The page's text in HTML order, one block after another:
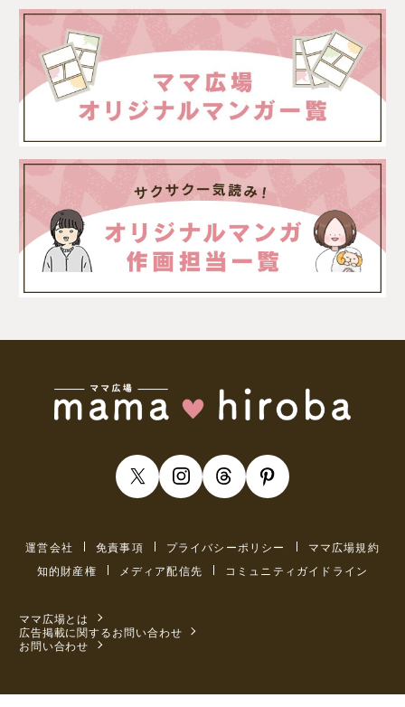
運営会社 免責事項 プライバシーポリシー
ママ広場規約
知的財産権
メディア配信先 コミュニティガイドライン
ママ広場とは
広告掲載に関するお問い合わせ
お問い合わせ